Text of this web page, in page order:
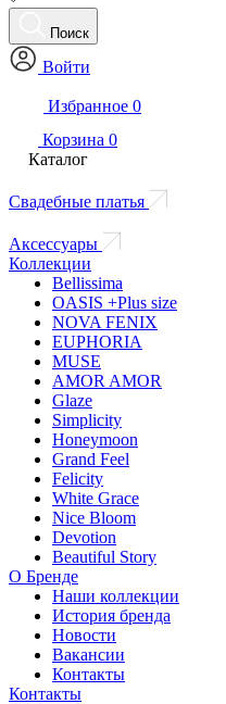
Поиск
Войти
Избранное 0
Корзина 0
Каталог
Свадебные платья
Аксессуары
Коллекции
Bellissima
OASIS +Plus size
NOVA FENIX
EUPHORIA
MUSE
AMOR AMOR
Glaze
Simplicity
Honeymoon
Grand Feel
Felicity
White Grace
Nice Bloom
Devotion
Beautiful Story
О Бренде
Наши коллекции
История бренда
Новости
Вакансии
Контакты
Контакты